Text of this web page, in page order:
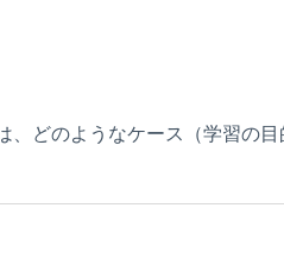
、どのようなケース（学習の